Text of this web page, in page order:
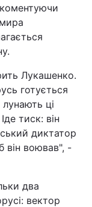
Лукашенко.
готується
ці
тиск: він
диктатор
він воював", -
два
вектор